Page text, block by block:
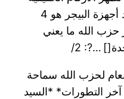
مع الوقت- العدو يعلم أن عدد أجهزة البيجر هو 4
حزب الله ما يعني
لحزب الله سماحة
التطورات* *السيد